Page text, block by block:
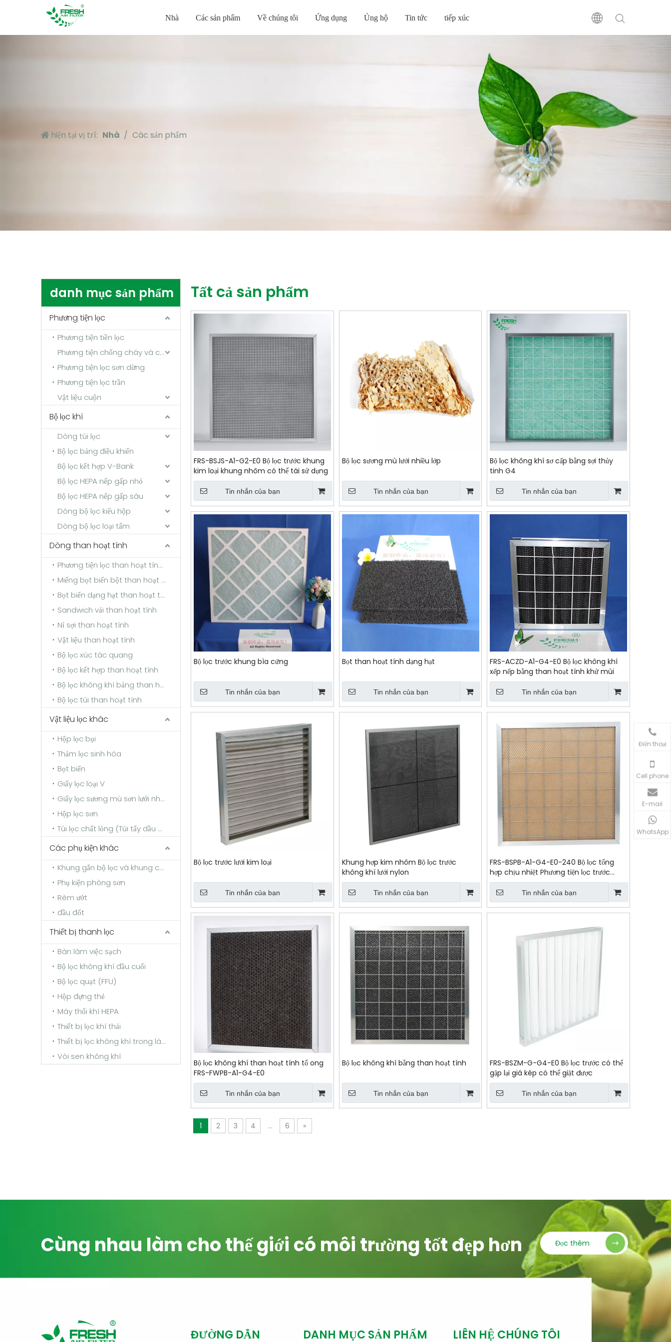
Nhà Các sản phẩm Về chúng tôi Ứng dụng Ủng hộ Tin tức tiếp xúc
hiện tại vị trí: Nhà / Các sản phẩm
danh mục sản phẩm
Phương tiện lọc
Phương tiện tiền lọc
Phương tiện chống cháy và chịu nhiệt độ cao
Phương tiện lọc sơn dừng
Phương tiện lọc trần
Vật liệu cuộn
Bộ lọc khí
Dòng túi lọc
Bộ lọc bảng điều khiển
Bộ lọc kết hợp V-Bank
Bộ lọc HEPA nếp gấp nhỏ
Bộ lọc HEPA nếp gấp sâu
Dòng bộ lọc kiểu hộp
Dòng bộ lọc loại tấm
Dòng than hoạt tính
Phương tiện lọc than hoạt tính sợi tổng hợp
Miếng bọt biển bột than hoạt tính
Bọt biển dạng hạt than hoạt tính
Sandwich vải than hoạt tính
Nỉ sợi than hoạt tính
Vật liệu than hoạt tính
Bộ lọc xúc tác quang
Bộ lọc kết hợp than hoạt tính
Bộ lọc không khí bảng than hoạt tính
Bộ lọc túi than hoạt tính
Vật liệu lọc khác
Hộp lọc bụi
Thảm lọc sinh hóa
Bọt biển
Giấy lọc loại V
Giấy lọc sương mù sơn lưới nhiều lớp
Hộp lọc sơn
Túi lọc chất lỏng (Túi tẩy dầu mỡ)
Các phụ kiện khác
Khung gắn bộ lọc và khung cố định
Phụ kiện phòng sơn
Rèm ướt
đầu đốt
Thiết bị thanh lọc
Bàn làm việc sạch
Bộ lọc không khí đầu cuối
Bộ lọc quạt (FFU)
Hộp đựng thẻ
Máy thổi khí HEPA
Thiết bị lọc khí thải
Thiết bị lọc không khí trong lành
Vòi sen không khí
Tất cả sản phẩm
FRS-BSJS-A1-G2-E0 Bộ lọc trước khung
kim loại khung nhôm có thể tái sử dụng
Tin nhắn của bạn
Bộ lọc sương mù lưới nhiều lớp
Tin nhắn của bạn
Bộ lọc không khí sơ cấp bằng sợi thủy
tinh G4
Tin nhắn của bạn
Bộ lọc trước khung bìa cứng
Tin nhắn của bạn
Bọt than hoạt tính dạng hạt
Tin nhắn của bạn
FRS-ACZD-A1-G4-E0 Bộ lọc không khí
xếp nếp bằng than hoạt tính khử mùi
Tin nhắn của bạn
Bộ lọc trước lưới kim loại
Tin nhắn của bạn
Khung hợp kim nhôm Bộ lọc trước
không khí lưới nylon
Tin nhắn của bạn
FRS-BSPB-A1-G4-E0-240 Bộ lọc tổng
hợp chịu nhiệt Phương tiện lọc trước
Tấm bông
Tin nhắn của bạn
Bộ lọc không khí than hoạt tính tổ ong
FRS-FWPB-A1-G4-E0
Tin nhắn của bạn
Bộ lọc không khí bằng than hoạt tính
Tin nhắn của bạn
FRS-BSZM-G-G4-E0 Bộ lọc trước có thể
gập lại giá kép có thể giặt được
Tin nhắn của bạn
1 2 3 4 ... 6 »
Cùng nhau làm cho thế giới có môi trường tốt đẹp hơn Đọc thêm
Điện thoại
Cell phone
E-mail
WhatsApp
ĐƯỜNG DẪN DANH MỤC SẢN PHẨM LIÊN HỆ CHÚNG TÔI